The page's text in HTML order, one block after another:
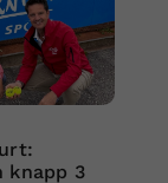
knapp 3